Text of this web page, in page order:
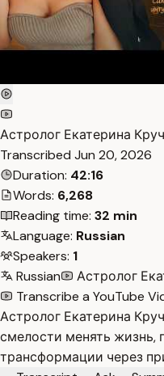
Астролог Екатерина
Transcribed Jun 20, 2026
Duration: 42:16
Words: 6,268
Reading time: 32 min
Language: Russian
Speakers: 1
Russian
Астролог
Transcribe a YouTube
Астролог Екатерина
смелости менять жизнь,
трансформации через